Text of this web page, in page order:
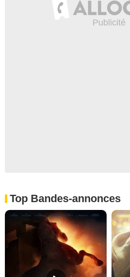
Top Bandes-annonces